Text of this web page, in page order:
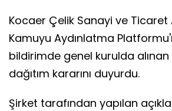
Kocaer Çelik Sanayi ve Ticaret
Kamuyu Aydınlatma
bildirimde genel kurulda alınan
dağıtım kararını duyurdu.
Şirket tarafından yapılan